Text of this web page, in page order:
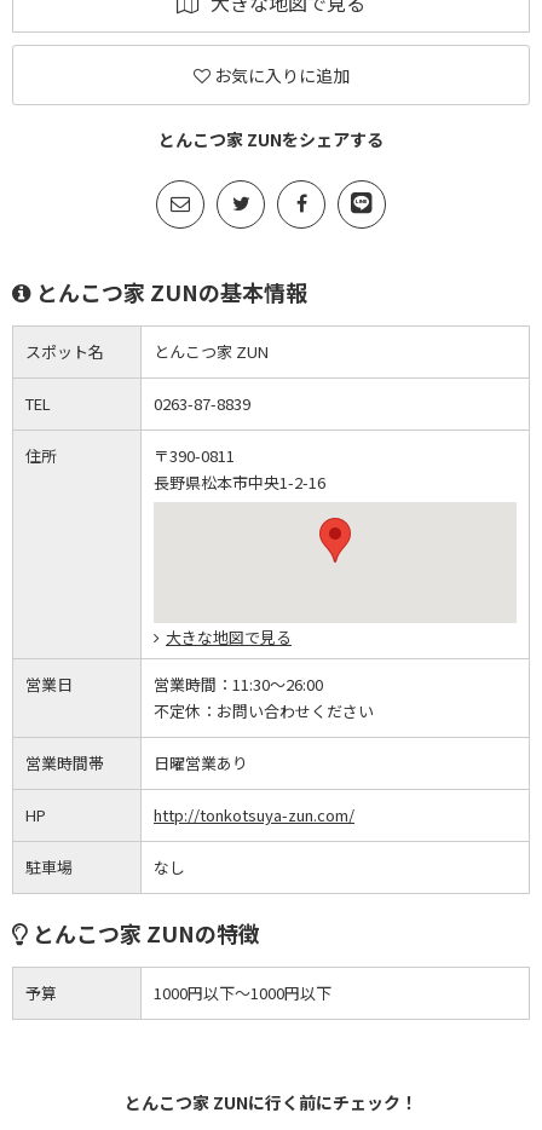
お気に入りに追加
とんこつ家 ZUNをシェアする
とんこつ家 ZUNの基本情報
スポット名 とんこつ家 ZUN
TEL 0263-87-8839
住所
〒390-0811
長野県松本市中央1-2-16
大きな地図で見る
営業日 営業時間： 11:30～26:00
不定休： お問い合わせください
営業時間帯 日曜営業あり
HP http://tonkotsuya-zun.com/
駐車場 なし
とんこつ家 ZUNの特徴
予算 1000円以下～1000円以下
とんこつ家 ZUNに行く前にチェック！